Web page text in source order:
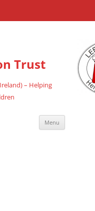
Trust
– Helping
Menu